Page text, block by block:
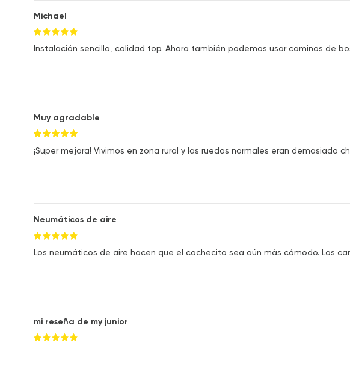
Michael
Instalación sencilla, calidad top. Ahora también podemos usar caminos de
Muy agradable
¡Super mejora! Vivimos en zona rural y las ruedas normales eran
Neumáticos de aire
Los neumáticos de aire hacen que el cochecito sea aún más cómodo. Los
mi reseña de my junior